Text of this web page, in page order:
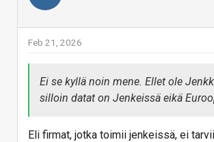
Feb 21, 2026
Ei se kyllä noin mene. Ellet ole
silloin datat on Jenkeissä eikä
Eli firmat, jotka toimii jenkeissä, ei